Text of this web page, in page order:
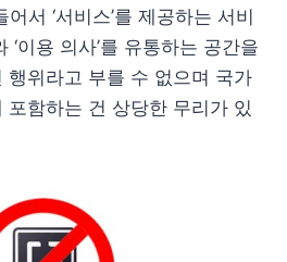
어서 ‘서비스’를 제공하는 서비
‘이용 의사’를 유통하는 공간을
행위라고 부를 수 없으며 국가
포함하는 건 상당한 무리가 있